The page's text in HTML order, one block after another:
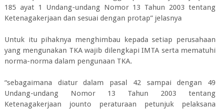
185 ayat 1 Undang-undang Nomor 13 Tahun 2003 tentang
Ketenagakerjaan dan sesuai dengan protap” jelasnya
Untuk itu pihaknya menghimbau kepada setiap perusahaan
yang mengunakan TKA wajib dilengkapi IMTA serta mematuhi
norma-norma dalam pengunaan TKA.
“sebagaimana diatur dalam pasal 42 sampai dengan 49
Undang-undang Nomor 13 Tahun 2003 tentang
Ketenagakerjaan jounto peraturaan petunjuk pelaksana